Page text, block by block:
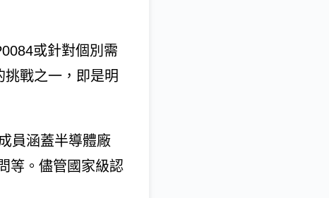
或針對個別需
戰之一，即是明
員涵蓋半導體廠
等。儘管國家級認